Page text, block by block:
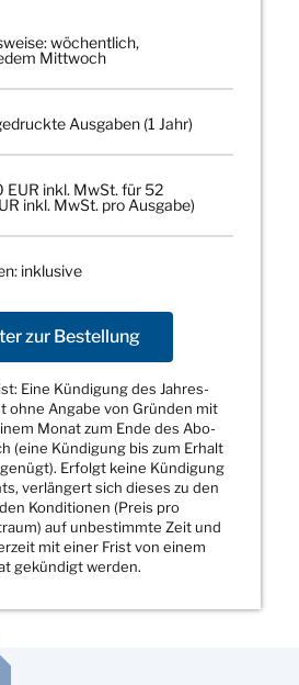
wöchentlich,
Mittwoch
Ausgaben (1 Jahr)
EUR inkl. MwSt. für 52
inkl. MwSt. pro Ausgabe)
inklusive
zur Bestellung
Eine Kündigung des Jahres-
ohne Angabe von Gründen mit
Monat zum Ende des Abo-
(eine Kündigung bis zum Erhalt
Erfolgt keine Kündigung
verlängert sich dieses zu den
Konditionen (Preis pro
auf unbestimmte Zeit und
mit einer Frist von einem
gekündigt werden.